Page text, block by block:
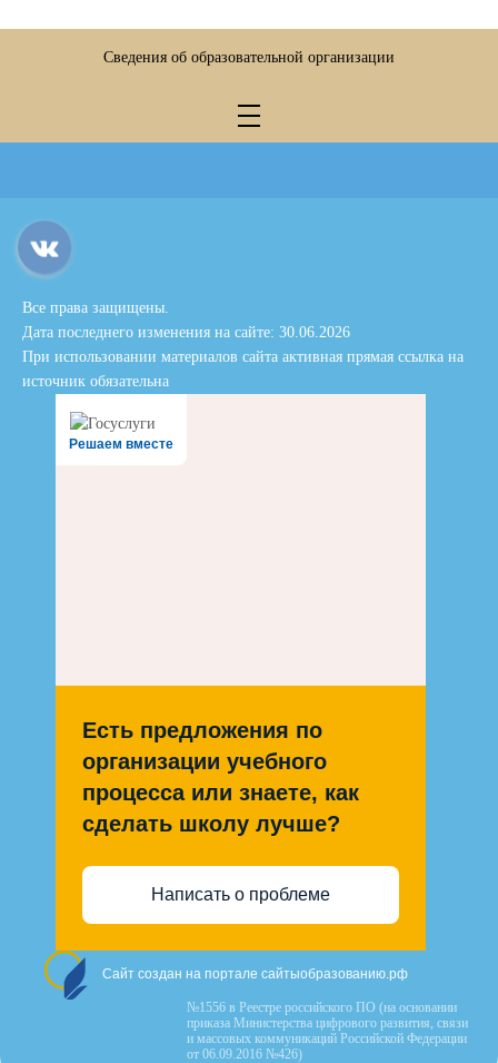
Сведения об образовательной организации
Все права защищены.
Дата последнего изменения на сайте: 30.06.2026
При использовании материалов сайта активная прямая ссылка на
источник обязательна
Решаем вместе
Есть предложения по
организации учебного
процесса или знаете, как
сделать школу лучше?
Написать о проблеме
Сайт создан на портале сайтыобразованию.рф
№1556 в Реестре российского ПО (на основании
приказа Министерства цифрового развития, связи
и массовых коммуникаций Российской Федерации
от 06.09.2016 №426)